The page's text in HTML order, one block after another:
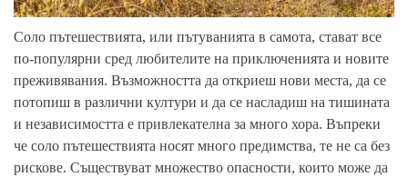
Соло пътешествията, или пътуванията в самота, стават все
по-популярни сред любителите на приключенията и новите
преживявания. Възможността да откриеш нови места, да се
потопиш в различни култури и да се насладиш на тишината
и независимостта е привлекателна за много хора. Въпреки
че соло пътешествията носят много предимства, те не са без
рискове. Съществуват множество опасности, които може да